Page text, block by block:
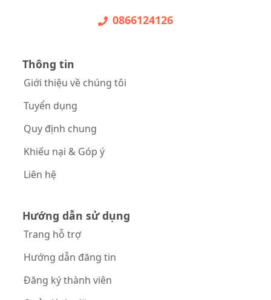
0866124126
Thông tin
Giới thiệu về chúng tôi
Tuyển dụng
Quy định chung
Khiếu nại & Góp ý
Liên hệ
Hướng dẫn sử dụng
Trang hỗ trợ
Hướng dẫn đăng tin
Đăng ký thành viên